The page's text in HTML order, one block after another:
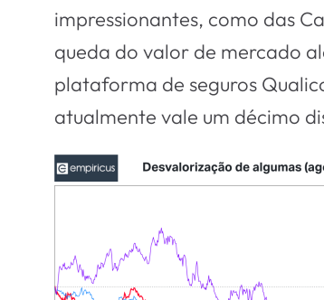
impressionantes, como das
queda do valor de mercado
plataforma de seguros
atualmente vale um décimo